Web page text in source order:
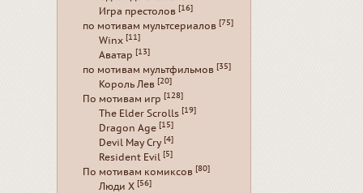
Игра престолов [16]
по мотивам мультсериалов [75]
Winx [11]
Аватар [13]
по мотивам мультфильмов [35]
Король Лев [20]
По мотивам игр [128]
The Elder Scrolls [19]
Dragon Age [15]
Devil May Cry [4]
Resident Evil [5]
По мотивам комиксов [80]
Люди Х [56]